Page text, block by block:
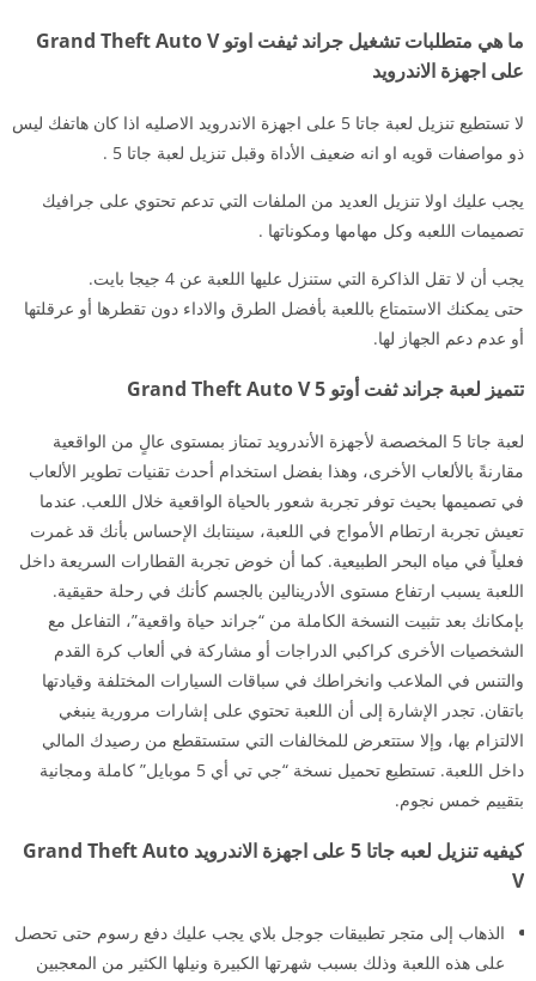
ما هي متطلبات تشغيل جراند ثيفت اوتو Grand Theft Auto V
على اجهزة الاندرويد
لا تستطيع تنزيل لعبة جاتا 5 على اجهزة الاندرويد الاصليه اذا كان هاتفك ليس
ذو مواصفات قويه او انه ضعيف الأداة وقبل تنزيل لعبة جاتا 5 .
يجب عليك اولا تنزيل العديد من الملفات التي تدعم تحتوي على جرافيك
تصميمات اللعبه وكل مهامها ومكوناتها .
يجب أن لا تقل الذاكرة التي ستنزل عليها اللعبة عن 4 جيجا بايت.
حتى يمكنك الاستمتاع باللعبة بأفضل الطرق والاداء دون تقطرها أو عرقلتها
أو عدم دعم الجهاز لها.
تتميز لعبة جراند ثفت أوتو 5 Grand Theft Auto V
لعبة جاتا 5 المخصصة لأجهزة الأندرويد تمتاز بمستوى عالٍ من الواقعية
مقارنةً بالألعاب الأخرى، وهذا بفضل استخدام أحدث تقنيات تطوير الألعاب
في تصميمها بحيث توفر تجربة شعور بالحياة الواقعية خلال اللعب. عندما
تعيش تجربة ارتطام الأمواج في اللعبة، سينتابك الإحساس بأنك قد غمرت
فعلياً في مياه البحر الطبيعية. كما أن خوض تجربة القطارات السريعة داخل
اللعبة يسبب ارتفاع مستوى الأدرينالين بالجسم كأنك في رحلة حقيقية.
بإمكانك بعد تثبيت النسخة الكاملة من “جراند حياة واقعية”، التفاعل مع
الشخصيات الأخرى كراكبي الدراجات أو مشاركة في ألعاب كرة القدم
والتنس في الملاعب وانخراطك في سباقات السيارات المختلفة وقيادتها
باتقان. تجدر الإشارة إلى أن اللعبة تحتوي على إشارات مرورية ينبغي
الالتزام بها، وإلا ستتعرض للمخالفات التي ستستقطع من رصيدك المالي
داخل اللعبة. تستطيع تحميل نسخة “جي تي أي 5 موبايل” كاملة ومجانية
بتقييم خمس نجوم.
كيفيه تنزيل لعبه جاتا 5 على اجهزة الاندرويد Grand Theft Auto
V
الذهاب إلى متجر تطبيقات جوجل بلاي يجب عليك دفع رسوم حتى تحصل
على هذه اللعبة وذلك بسبب شهرتها الكبيرة ونيلها الكثير من المعجبين